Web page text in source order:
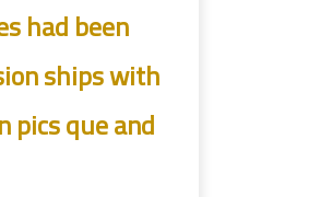
had been
ships with
que and